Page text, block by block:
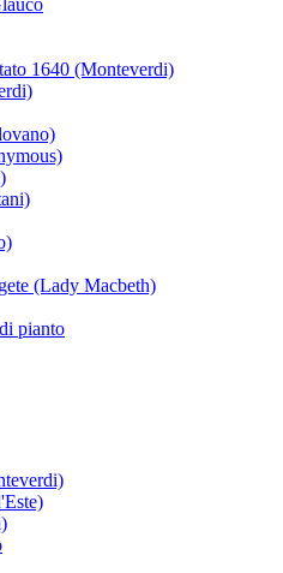
1640 (Monteverdi)
(Lady Macbeth)
pianto